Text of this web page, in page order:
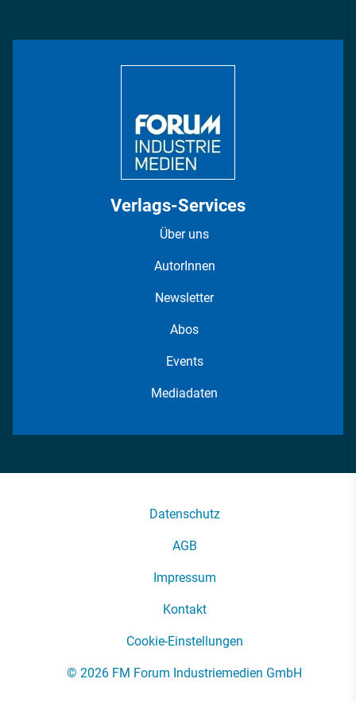
Verlags-Services
Über uns
AutorInnen
Newsletter
Abos
Events
Mediadaten
Datenschutz
AGB
Impressum
Kontakt
Cookie-Einstellungen
© 2026 FM Forum Industriemedien GmbH